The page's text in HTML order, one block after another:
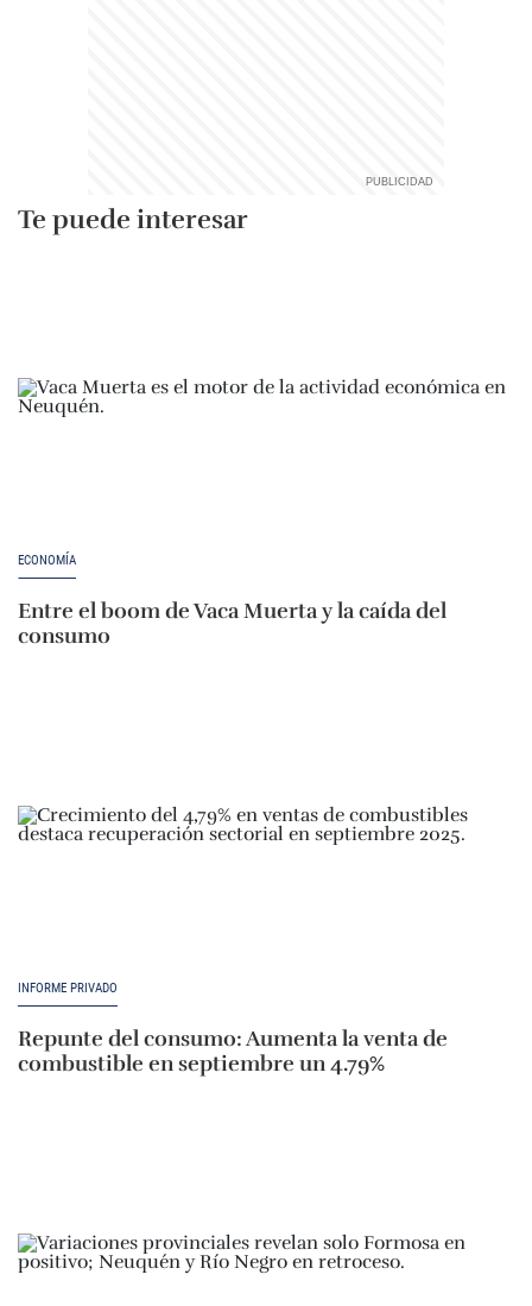
Te puede interesar
ECONOMÍA
Entre el boom de Vaca Muerta y la caída del
consumo
INFORME PRIVADO
Repunte del consumo: Aumenta la venta de
combustible en septiembre un 4.79%